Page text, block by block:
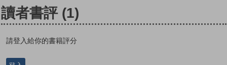
讀者書評 (1)
請登入給你的書籍評分